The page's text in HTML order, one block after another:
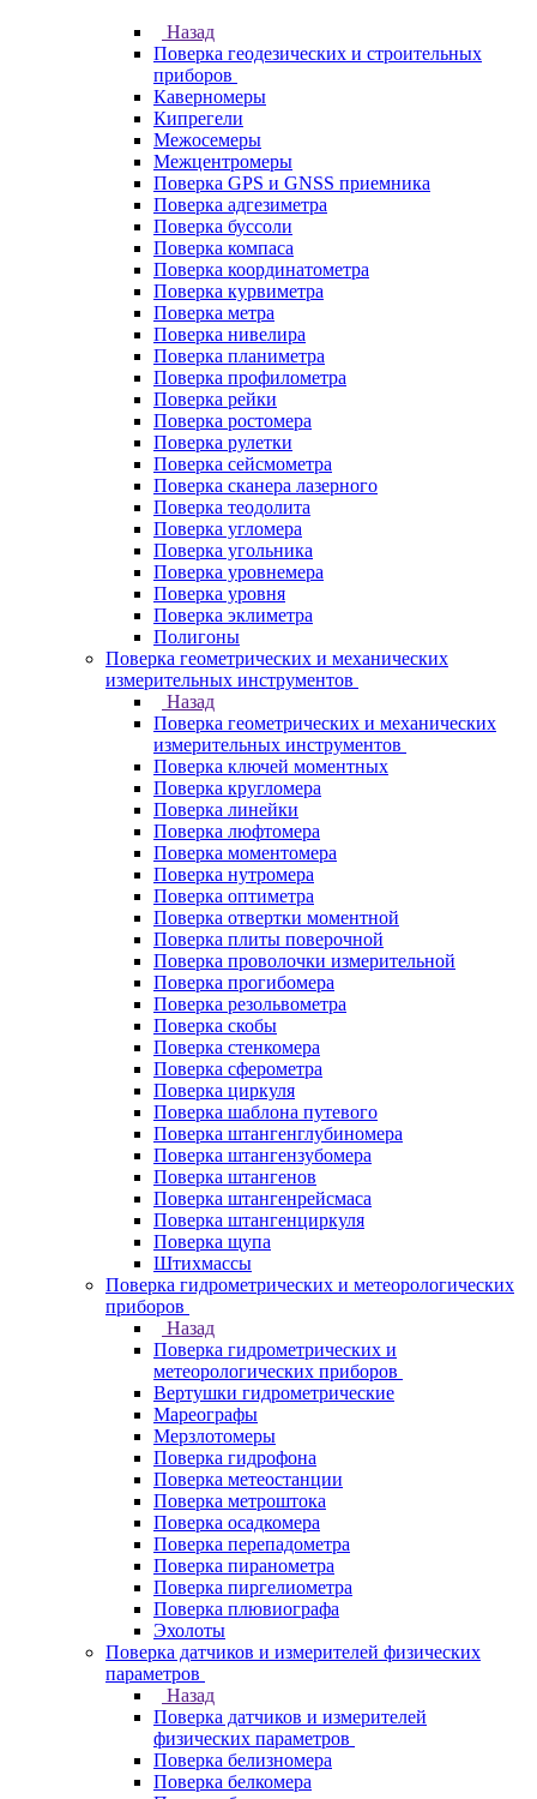
Назад
Поверка геодезических и строительных
приборов
Каверномеры
Кипрегели
Межосемеры
Межцентромеры
Поверка GPS и GNSS приемника
Поверка адгезиметра
Поверка буссоли
Поверка компаса
Поверка координатометра
Поверка курвиметра
Поверка метра
Поверка нивелира
Поверка планиметра
Поверка профилометра
Поверка рейки
Поверка ростомера
Поверка рулетки
Поверка сейсмометра
Поверка сканера лазерного
Поверка теодолита
Поверка угломера
Поверка угольника
Поверка уровнемера
Поверка уровня
Поверка эклиметра
Полигоны
Поверка геометрических и механических
измерительных инструментов
Назад
Поверка геометрических и механических
измерительных инструментов
Поверка ключей моментных
Поверка кругломера
Поверка линейки
Поверка люфтомера
Поверка моментомера
Поверка нутромера
Поверка оптиметра
Поверка отвертки моментной
Поверка плиты поверочной
Поверка проволочки измерительной
Поверка прогибомера
Поверка резольвометра
Поверка скобы
Поверка стенкомера
Поверка сферометра
Поверка циркуля
Поверка шаблона путевого
Поверка штангенглубиномера
Поверка штангензубомера
Поверка штангенов
Поверка штангенрейсмаса
Поверка штангенциркуля
Поверка щупа
Штихмассы
Поверка гидрометрических и метеорологических
приборов
Назад
Поверка гидрометрических и
метеорологических приборов
Вертушки гидрометрические
Мареографы
Мерзлотомеры
Поверка гидрофона
Поверка метеостанции
Поверка метроштока
Поверка осадкомера
Поверка перепадометра
Поверка пиранометра
Поверка пиргелиометра
Поверка плювиографа
Эхолоты
Поверка датчиков и измерителей физических
параметров
Назад
Поверка датчиков и измерителей
физических параметров
Поверка белизномера
Поверка белкомера